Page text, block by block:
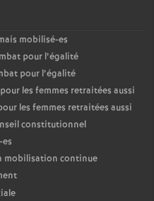
mobilisé-es
pour l’égalité
pour l’égalité
les femmes retraitées aussi
les femmes retraitées aussi
constitutionnel
mobilisation continue